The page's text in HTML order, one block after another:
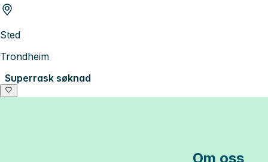
Sted
Trondheim
Superrask søknad
Om oss